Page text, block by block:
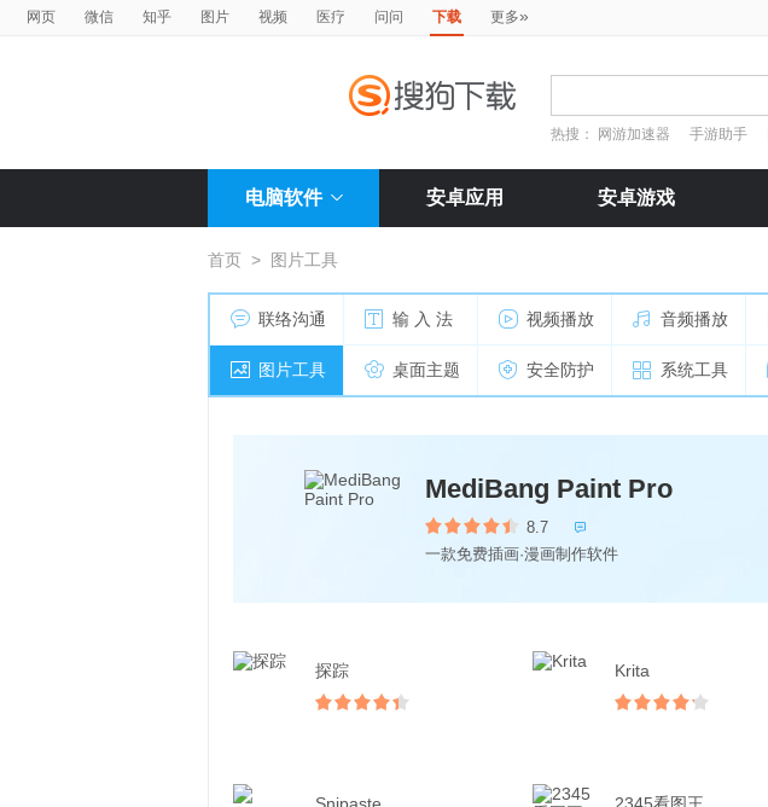
网页 微信 知乎 图片 视频 医疗 问问 下载 更多»
热搜： 网游加速器 手游助手
电脑软件 安卓应用 安卓游戏
首页 > 图片工具
联络沟通 输 入 法 视频播放 音频播放
图片工具 桌面主题 安全防护 系统工具
MediBang Paint Pro
8.7 
一款免费插画·漫画制作软件
探踪 Krita